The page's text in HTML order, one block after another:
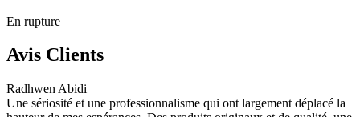
En rupture
Avis Clients
Radhwen Abidi
Une sériosité et une professionnalisme qui ont largement déplacé la